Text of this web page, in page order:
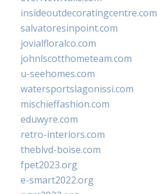
insideoutdecoratingcentre.com
salvatoresinpoint.com
jovialfloralco.com
johnlscotthometeam.com
u-seehomes.com
watersportslagonissi.com
mischieffashion.com
eduwyre.com
retro-interiors.com
theblvd-boise.com
fpet2023.org
e-smart2022.org